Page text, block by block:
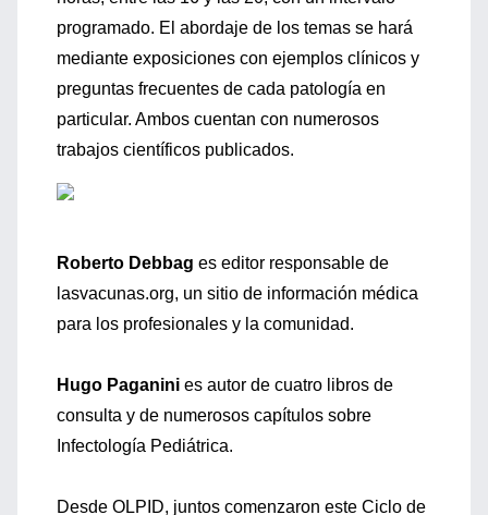
programado. El abordaje de los temas se hará
mediante exposiciones con ejemplos clínicos y
preguntas frecuentes de cada patología en
particular. Ambos cuentan con numerosos
trabajos científicos publicados.
Roberto Debbag es editor responsable de
lasvacunas.org, un sitio de información médica
para los profesionales y la comunidad.
Hugo Paganini es autor de cuatro libros de
consulta y de numerosos capítulos sobre
Infectología Pediátrica.
Desde OLPID, juntos comenzaron este Ciclo de